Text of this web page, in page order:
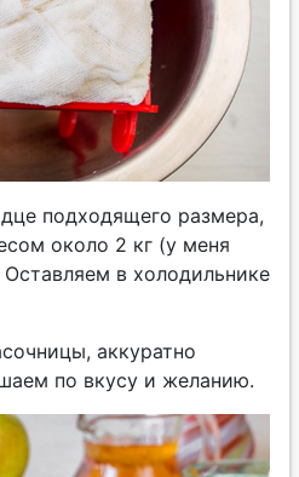
подходящего размера,
около 2 кг (у меня
в холодильнике
аккуратно
по вкусу и желанию.